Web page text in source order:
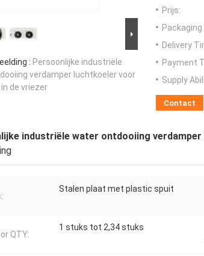
: Persoonlijke industriële
verdamper luchtkoeler voor
de vriezer
Prijs:
Delivery
Payment
Supply
Contact
industriële water ontdooiing
Stalen plaat met plastic spuit
QTY:
1 stuks tot 2,34 stuks